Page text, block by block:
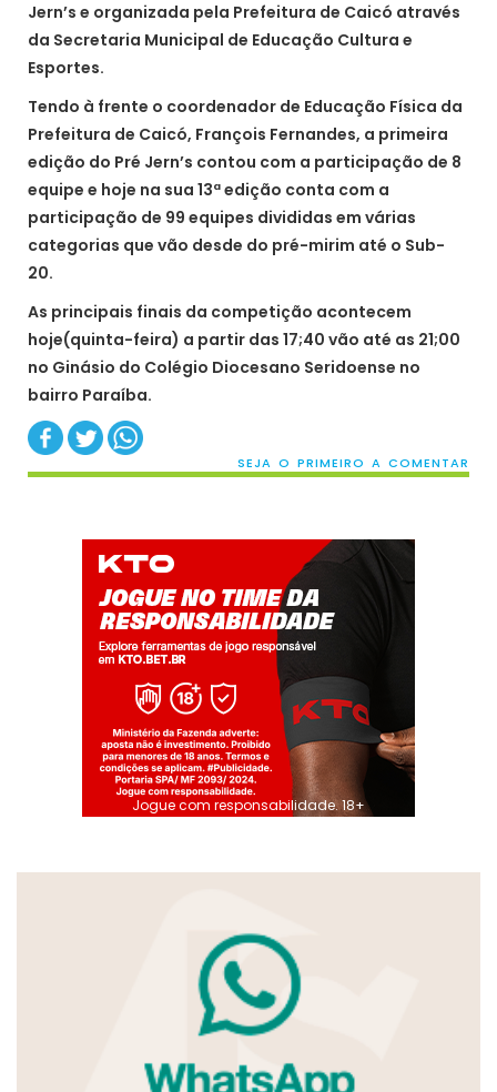
Jern’s e organizada pela Prefeitura de Caicó através
da Secretaria Municipal de Educação Cultura e
Esportes.
Tendo à frente o coordenador de Educação Física da
Prefeitura de Caicó, François Fernandes, a primeira
edição do Pré Jern’s contou com a participação de 8
equipe e hoje na sua 13ª edição conta com a
participação de 99 equipes divididas em várias
categorias que vão desde do pré-mirim até o Sub-
20.
As principais finais da competição acontecem
hoje(quinta-feira) a partir das 17;40 vão até as 21;00
no Ginásio do Colégio Diocesano Seridoense no
bairro Paraíba.
SEJA O PRIMEIRO A COMENTAR
Jogue com responsabilidade. 18+